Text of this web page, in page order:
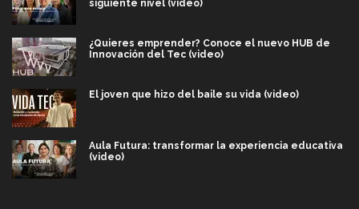
siguiente nivel (video)
¿Quieres emprender? Conoce el nuevo HUB de
Innovación del Tec (video)
El joven que hizo del baile su vida (video)
Aula Futura: transformar la experiencia educativa
(video)